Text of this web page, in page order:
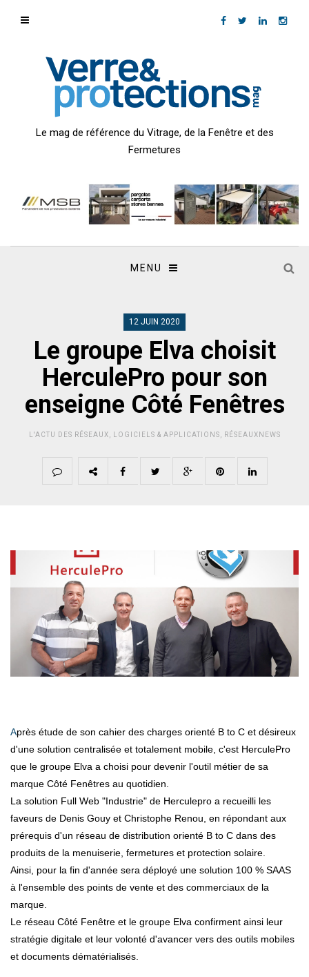
Le mag de référence du Vitrage, de la Fenêtre et des
Fermetures
MENU
12 JUIN 2020
Le groupe Elva choisit
HerculePro pour son
enseigne Côté Fenêtres
L'ACTU DES RÉSEAUX LOGICIELS & APPLICATIONS RÉSEAUXNEWS
Après étude de son cahier des charges orienté B to C et désireux
d'une solution centralisée et totalement mobile, c'est HerculePro
que le groupe Elva a choisi pour devenir l'outil métier de sa
marque Côté Fenêtres au quotidien.
La solution Full Web "Industrie" de Herculepro a recueilli les
faveurs de Denis Gouy et Christophe Renou, en répondant aux
prérequis d'un réseau de distribution orienté B to C dans des
produits de la menuiserie, fermetures et protection solaire.
Ainsi, pour la fin d'année sera déployé une solution 100 % SAAS
à l'ensemble des points de vente et des commerciaux de la
marque.
Le réseau Côté Fenêtre et le groupe Elva confirment ainsi leur
stratégie digitale et leur volonté d'avancer vers des outils mobiles
et documents dématérialisés.